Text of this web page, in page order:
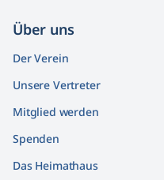
Über uns
Der Verein
Unsere Vertreter
Mitglied werden
Spenden
Das Heimathaus